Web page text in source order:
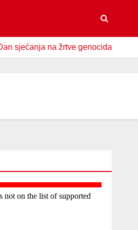
na žrtve genocida u Srebrenici